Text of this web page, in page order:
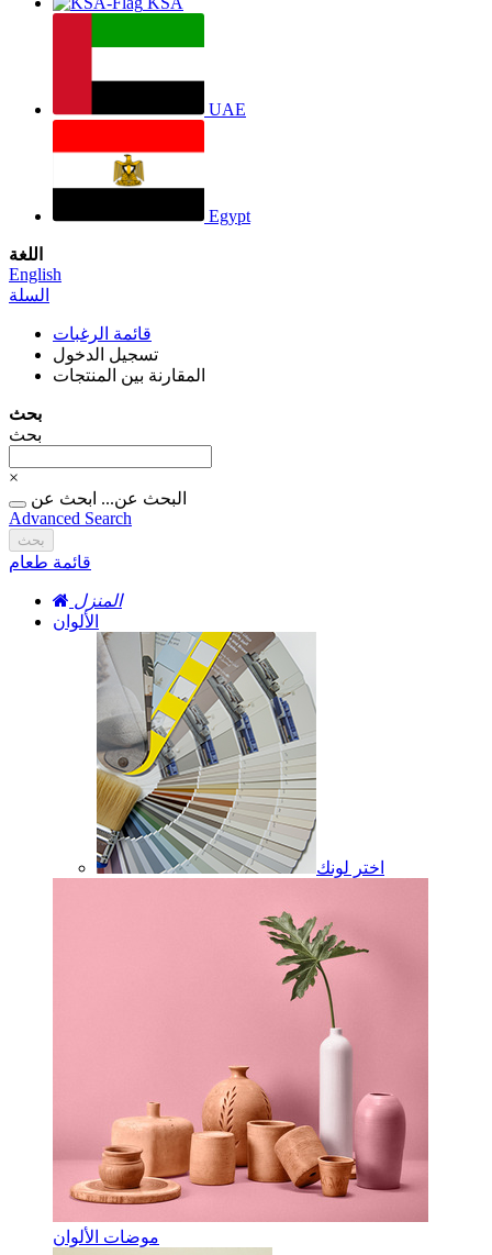
UAE
Egypt
اللغة
English
السلة
قائمة الرغبات
تسجيل الدخول
المقارنة بين المنتجات
بحث
بحث
×
البحث عن... ابحث عن
Advanced Search
بحث
قائمة طعام
المنزل
الألوان
اختر لونك
موضات الألوان